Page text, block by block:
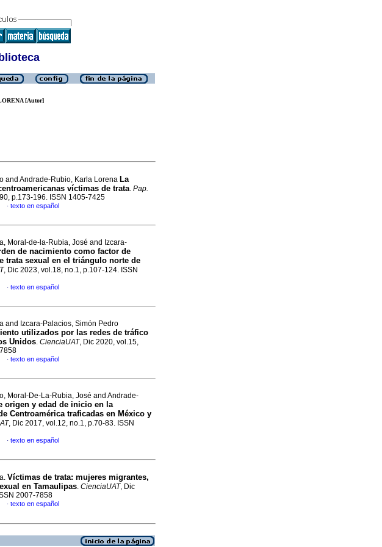
[Autor]
and Andrade-Rubio, Karla Lorena La
víctimas de trata. Pap.
p.173-196. ISSN 1405-7425
· texto en español
Moral-de-la-Rubia, José and Izcara-
de nacimiento como factor de
trata sexual en el triángulo norte de
, Dic 2023, vol.18, no.1, p.107-124. ISSN
· texto en español
and Izcara-Palacios, Simón Pedro
utilizados por las redes de tráfico
Unidos. CienciaUAT, Dic 2020, vol.15,
· texto en español
Moral-De-La-Rubia, José and Andrade-
origen y edad de inicio en la
Centroamérica traficadas en México y
, Dic 2017, vol.12, no.1, p.70-83. ISSN
· texto en español
Víctimas de trata: mujeres migrantes,
en Tamaulipas. CienciaUAT, Dic
2007-7858
· texto en español